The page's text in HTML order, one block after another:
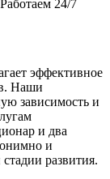
Работаем 24/7
эффективное
Наши
зависимость и
и два
и
развития.